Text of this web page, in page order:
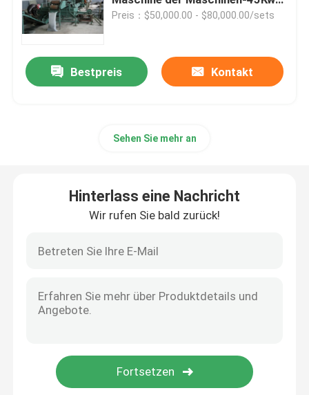
Mischende Mühlgummimaschine
Gummipulver-Fertigungsstraße
Gummivulkanisierungspresse
Regenerat-Blatt-Linie
Kunststoff-Recycling-Linie
Gummischleifer Machine
herstellt
Preis：$50,000.00 - $80,000.00/sets
Bestpreis Kontakt
Sehen Sie mehr an
Hinterlass eine Nachricht
Wir rufen Sie bald zurück!